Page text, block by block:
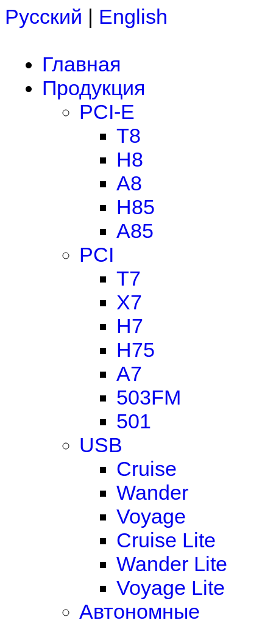
Русский | English
Главная
Продукция
PCI-E
T8
H8
A8
H85
A85
PCI
T7
X7
H7
H75
A7
503FM
501
USB
Cruise
Wander
Voyage
Cruise Lite
Wander Lite
Voyage Lite
Автономные